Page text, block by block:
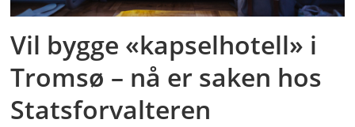
Vil bygge «kapselhotell» i
Tromsø – nå er saken hos
Statsforvalteren